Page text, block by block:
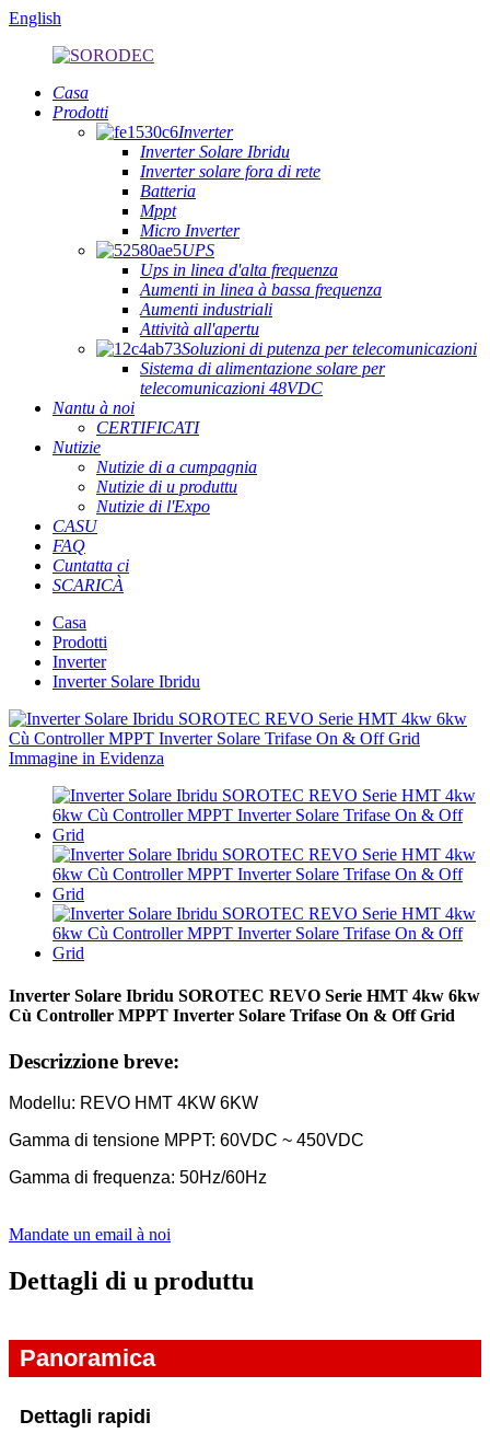
English
Casa
Prodotti
Inverter
Inverter Solare Ibridu
Inverter solare fora di rete
Batteria
Mppt
Micro Inverter
UPS
Ups in linea d'alta frequenza
Aumenti in linea à bassa frequenza
Aumenti industriali
Attività all'apertu
Soluzioni di putenza per telecomunicazioni
Sistema di alimentazione solare per
telecomunicazioni 48VDC
Nantu à noi
CERTIFICATI
Nutizie
Nutizie di a cumpagnia
Nutizie di u produttu
Nutizie di l'Expo
CASU
FAQ
Cuntatta ci
SCARICÀ
Casa
Prodotti
Inverter
Inverter Solare Ibridu
Inverter Solare Ibridu SOROTEC REVO Serie HMT 4kw 6kw
Cù Controller MPPT Inverter Solare Trifase On & Off Grid
Descrizzione breve:
Modellu: REVO HMT 4KW 6KW
Gamma di tensione MPPT: 60VDC ~ 450VDC
Gamma di frequenza: 50Hz/60Hz
Mandate un email à noi
Dettagli di u produttu
Panoramica
Dettagli rapidi